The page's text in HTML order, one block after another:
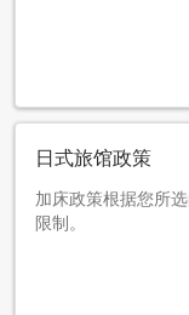
日式旅馆政策
加床政策根据您所
限制。